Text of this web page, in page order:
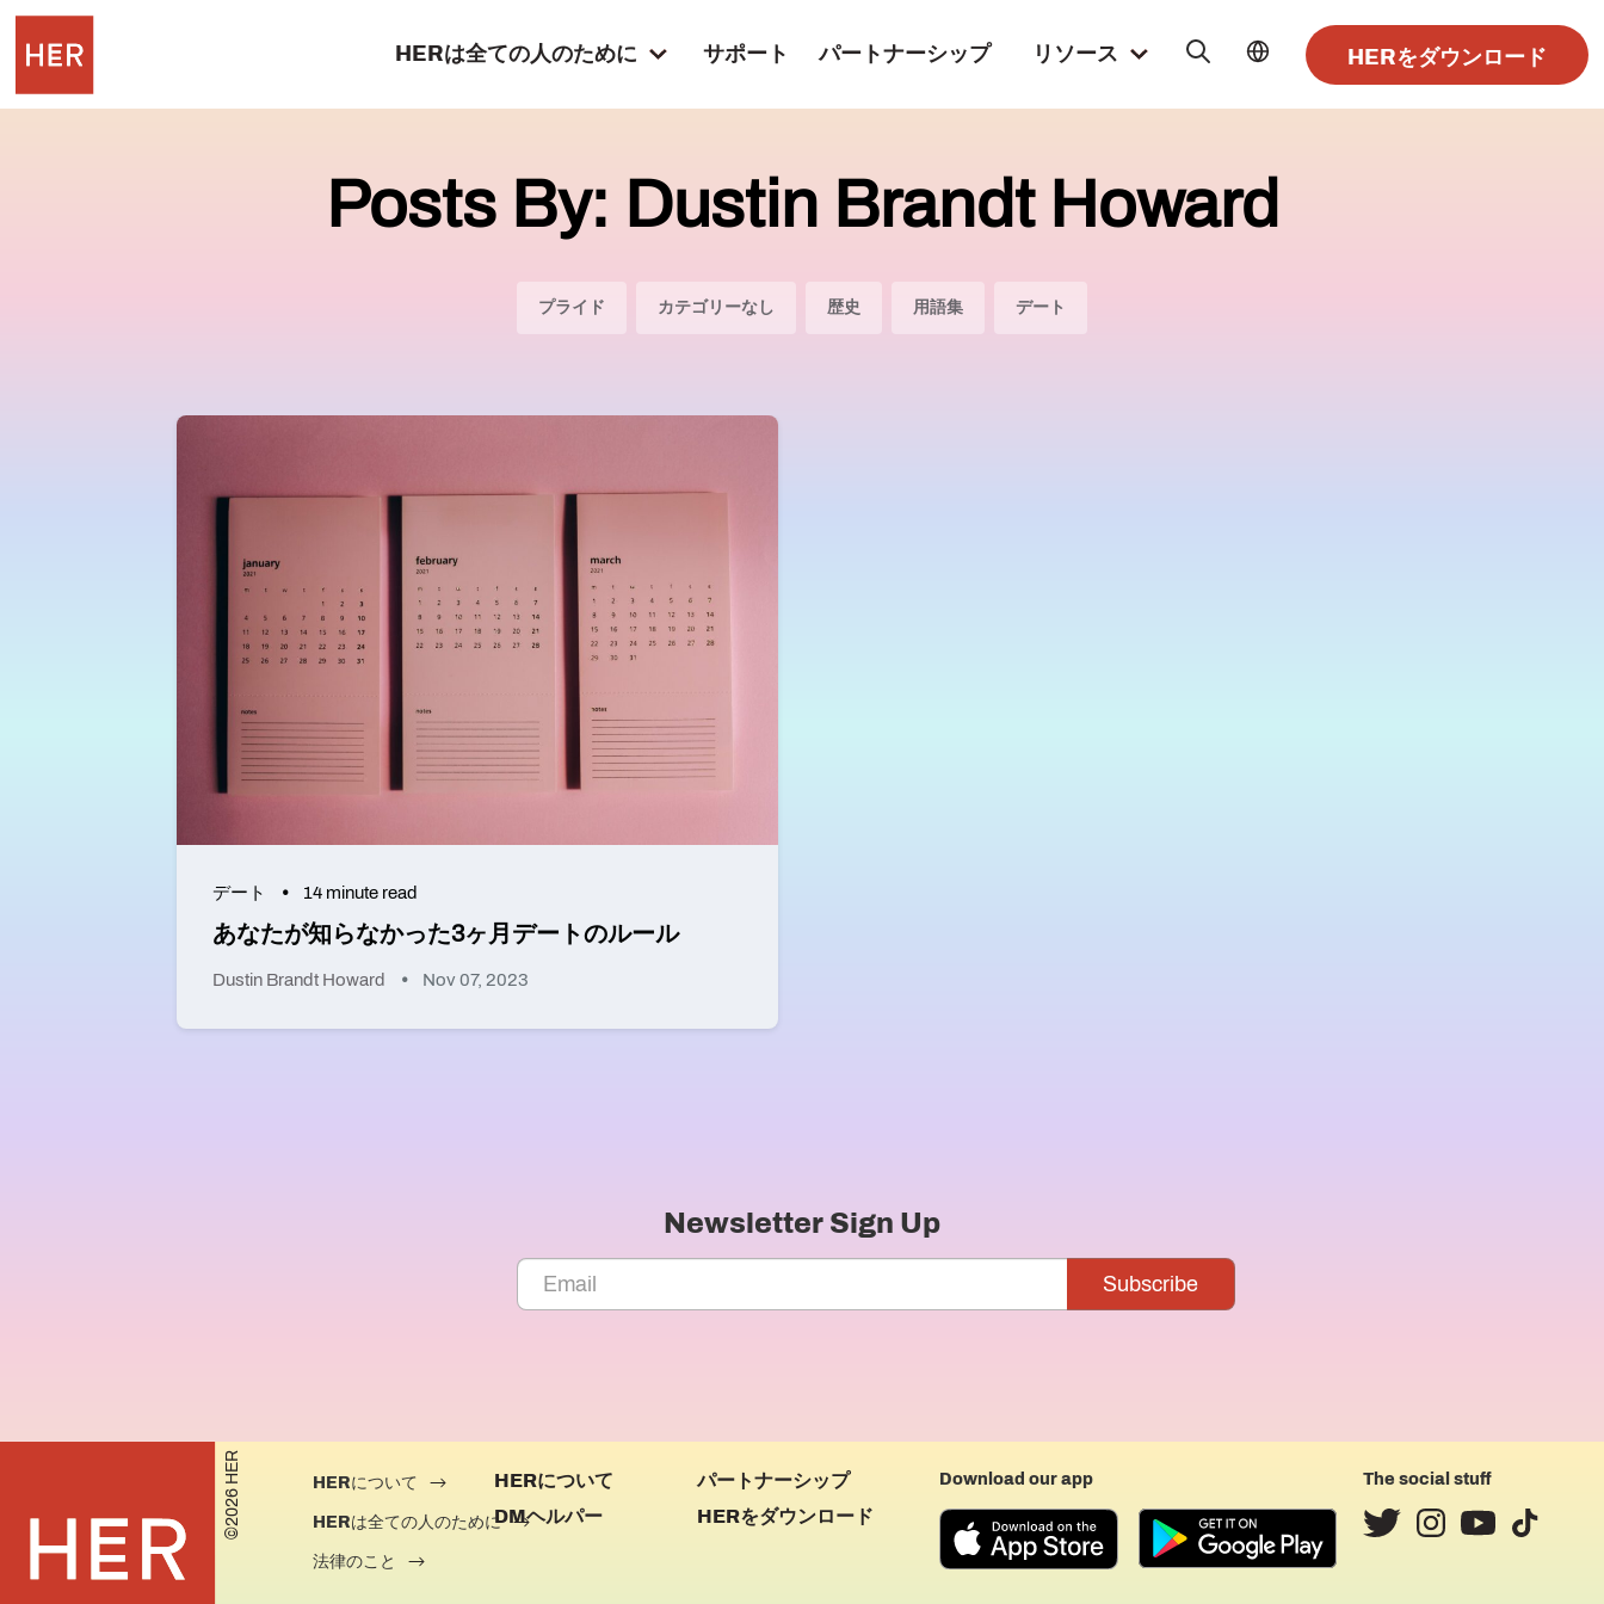
HERは全ての人のために サポート パートナーシップ リソース HERをダウンロード
Posts By: Dustin Brandt Howard
プライド カテゴリーなし 歴史 用語集 デート
デート 14 minute read
あなたが知らなかった3ヶ月デートのルール
Dustin Brandt Howard Nov 07, 2023
Newsletter Sign Up
©2026 HER HERについて HERについて
パートナーシップ
DMヘルパー
HERをダウンロード
HERは全ての人のために
法律のこと
Download our app The social stuff